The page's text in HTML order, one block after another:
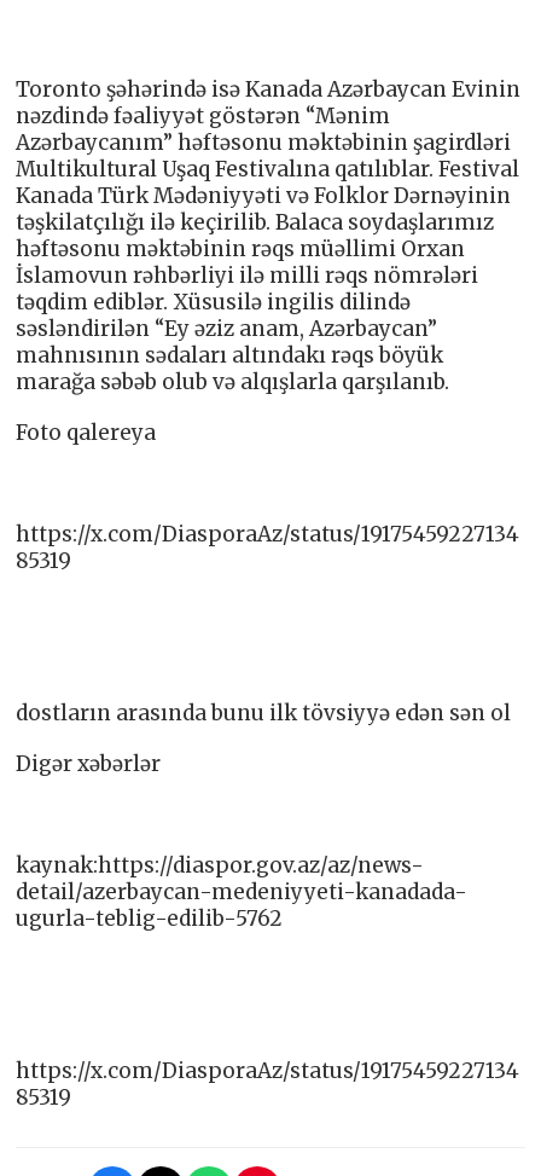
Toronto şəhərində isə Kanada Azərbaycan Evinin
nəzdində fəaliyyət göstərən “Mənim
Azərbaycanım” həftəsonu məktəbinin şagirdləri
Multikultural Uşaq Festivalına qatılıblar. Festival
Kanada Türk Mədəniyyəti və Folklor Dərnəyinin
təşkilatçılığı ilə keçirilib. Balaca soydaşlarımız
həftəsonu məktəbinin rəqs müəllimi Orxan
İslamovun rəhbərliyi ilə milli rəqs nömrələri
təqdim ediblər. Xüsusilə ingilis dilində
səsləndirilən “Ey əziz anam, Azərbaycan”
mahnısının sədaları altındakı rəqs böyük
marağa səbəb olub və alqışlarla qarşılanıb.
Foto qalereya
https://x.com/DiasporaAz/status/19175459227134
85319
dostların arasında bunu ilk tövsiyyə edən sən ol
Digər xəbərlər
kaynak:https://diaspor.gov.az/az/news-
detail/azerbaycan-medeniyyeti-kanadada-
ugurla-teblig-edilib-5762
https://x.com/DiasporaAz/status/19175459227134
85319